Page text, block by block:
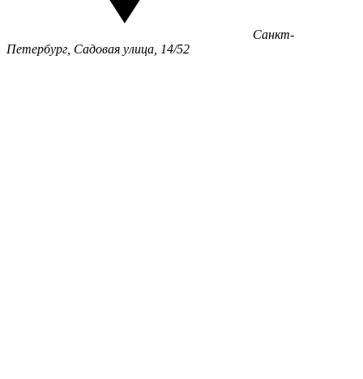
Санкт-
Петербург, Садовая улица, 14/52